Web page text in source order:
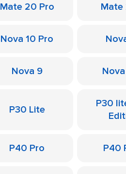
Mate 20 Pro Mate
Nova 10 Pro
Nova 9
P30 Lite
P30
P40 Pro P40